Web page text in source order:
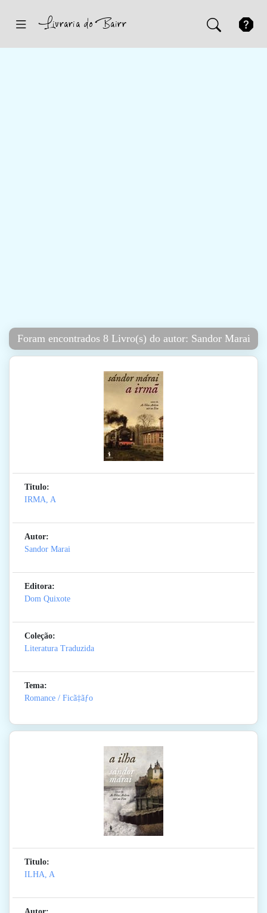
Foram encontrados 8 Livro(s) do autor: Sandor Marai
Titulo:
IRMA, A
Autor:
Sandor Marai
Editora:
Dom Quixote
Coleção:
Literatura Traduzida
Tema:
Romance / Ficã‡ãƒo
Titulo:
ILHA, A